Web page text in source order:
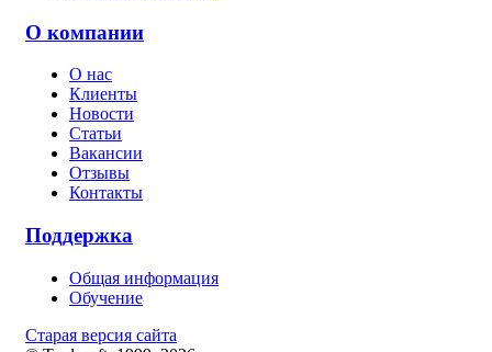
О компании
О нас
Клиенты
Новости
Статьи
Вакансии
Отзывы
Контакты
Поддержка
Общая информация
Обучение
Старая версия сайта